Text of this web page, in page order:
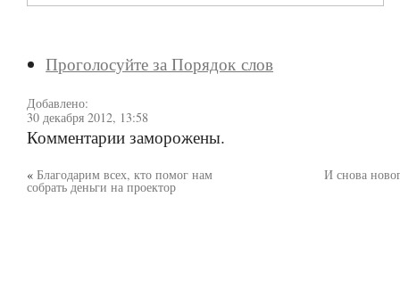
Проголосуйте за Порядок слов
Добавлено:
30 декабря 2012, 13:58
Комментарии заморожены.
« Благодарим всех, кто помог нам
собрать деньги на проектор
И снова